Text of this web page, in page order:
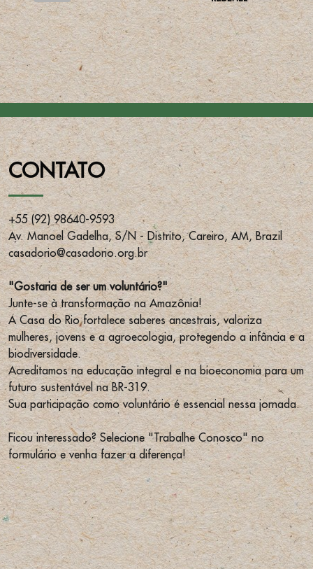
CONTATO
+55 (92) 98640-9593
Av. Manoel Gadelha, S/N - Distrito, Careiro, AM, Brazil
casadorio@casadorio.org.br
"Gostaria de ser um voluntário?"
Junte-se à transformação na Amazônia!
A Casa do Rio fortalece saberes ancestrais, valoriza
mulheres, jovens e a agroecologia, protegendo a infância e a
biodiversidade.
Acreditamos na educação integral e na bioeconomia para um
futuro sustentável na BR-319.
Sua participação como voluntário é essencial nessa jornada.
Ficou interessado? Selecione "Trabalhe Conosco" no
formulário e venha fazer a diferença!